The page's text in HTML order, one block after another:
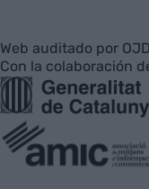
Web auditado por
Con la colaboración